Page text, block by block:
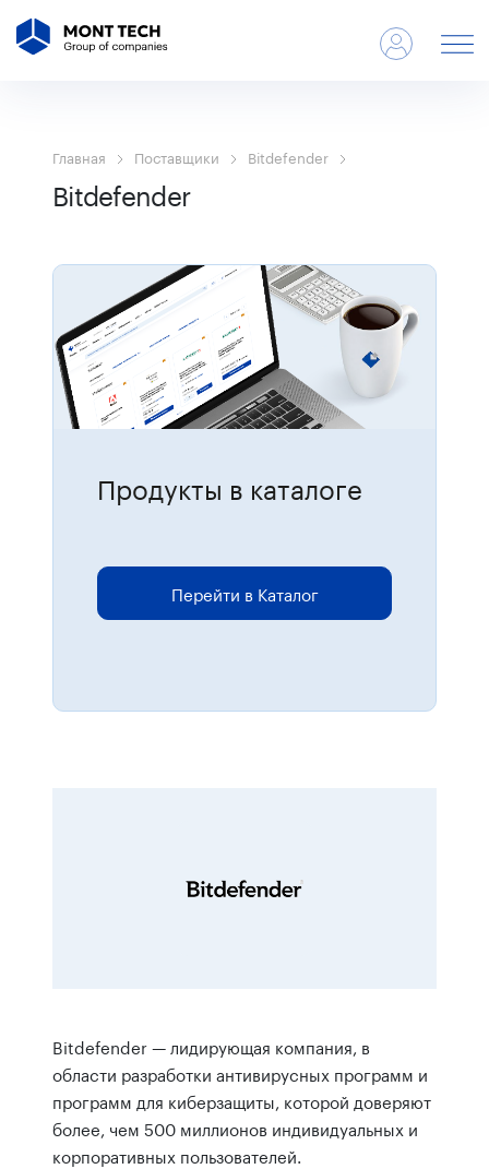
Главная Поставщики Bitdefender
Bitdefender
Продукты в каталоге
Для размещения онлайн-заказов
Перейти в Каталог
Bitdefender — лидирующая компания, в
области разработки антивирусных программ и
программ для киберзащиты, которой доверяют
более, чем 500 миллионов индивидуальных и
корпоративных пользователей.